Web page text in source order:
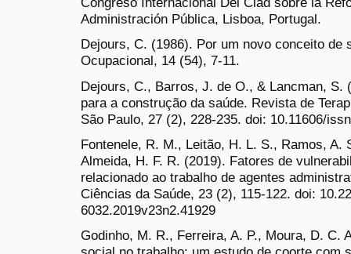
Administración Pública, Lisboa, Portugal.
Dejours, C. (1986). Por um novo conceito de
Ocupacional, 14 (54), 7-11.
Dejours, C., Barros, J. de O., & Lancman, S.
para a construção da saúde. Revista de
São Paulo, 27 (2), 228-235. doi: 10.11606/
Fontenele, R. M., Leitão, H. L. S., Ramos, A.
Almeida, H. F. R. (2019). Fatores de
relacionado ao trabalho de agentes
Ciências da Saúde, 23 (2), 115-122. doi:
6032.2019v23n2.41929
Godinho, M. R., Ferreira, A. P., Moura, D. C.